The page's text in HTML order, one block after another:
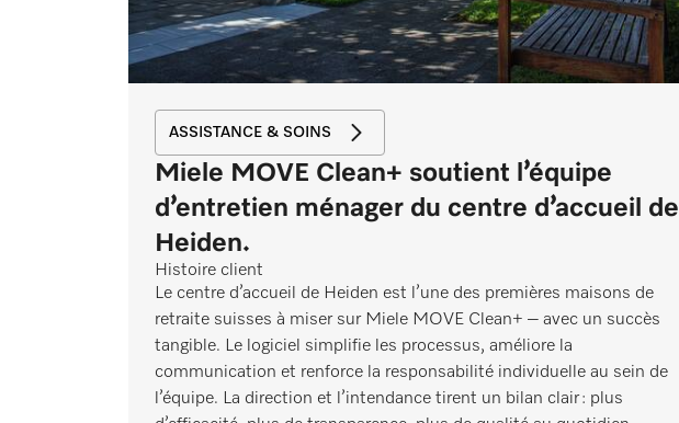
ASSISTANCE & SOINS
Miele MOVE Clean+ soutient l’équipe
d’entretien ménager du centre d’accueil de
Heiden.
Histoire client
Le centre d’accueil de Heiden est l’une des premières maisons de
retraite suisses à miser sur Miele MOVE Clean+ – avec un succès
tangible. Le logiciel simplifie les processus, améliore la
communication et renforce la responsabilité individuelle au sein de
l’équipe. La direction et l’intendance tirent un bilan clair : plus